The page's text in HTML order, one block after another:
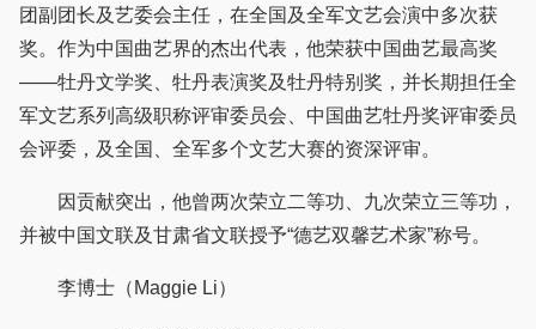
团副团长及艺委会主任，在全国及全军文艺会演中多次获
奖。作为中国曲艺界的杰出代表，他荣获中国曲艺最高奖
——牡丹文学奖、牡丹表演奖及牡丹特别奖，并长期担任全
军文艺系列高级职称评审委员会、中国曲艺牡丹奖评审委员
会评委，及全国、全军多个文艺大赛的资深评审。
因贡献突出，他曾两次荣立二等功、九次荣立三等功，
并被中国文联及甘肃省文联授予“德艺双馨艺术家”称号。
李博士（Maggie Li）